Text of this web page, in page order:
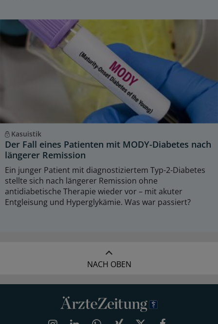
Kasuistik
Der Fall eines Patienten mit MODY-Diabetes nach
längerer Remission
Ein junger Patient mit diagnostiziertem Typ-2-Diabetes
stellte sich nach längerer Remission ohne
antidiabetische Therapie wieder vor – mit akuter
Entgleisung und Hyperglykämie. Was war passiert?
NACH OBEN